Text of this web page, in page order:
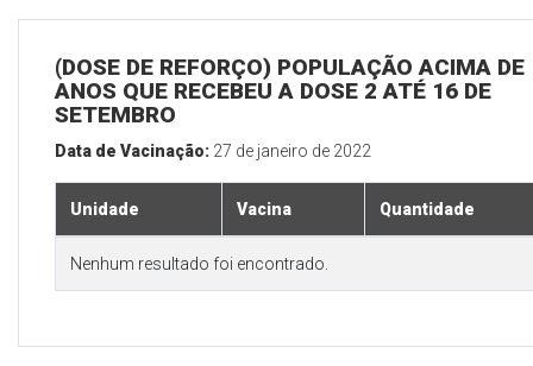
(DOSE DE REFORÇO) POPULAÇÃO ACIMA DE
ANOS QUE RECEBEU A DOSE 2 ATÉ 16 DE
SETEMBRO
Data de Vacinação: 27 de janeiro de 2022
Unidade Vacina Quantidade
Nenhum resultado foi encontrado.